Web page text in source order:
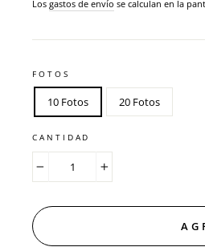
Los gastos de envío se calculan en la
FOTOS
10 Fotos 20 Fotos
CANTIDAD